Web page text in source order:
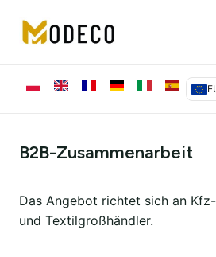
Inhalt
springen
B2B-Zusammenarbeit
Das Angebot richtet sich an
und Textilgroßhändler.